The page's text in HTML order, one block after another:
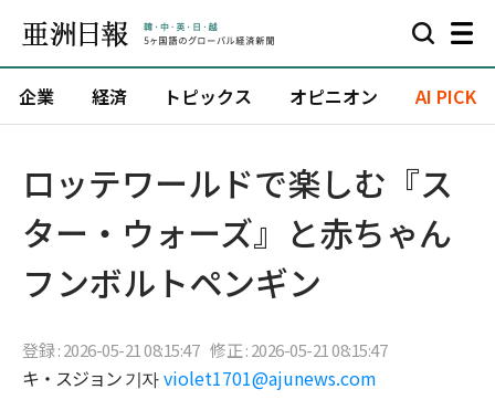
企業 経済 トピックス オピニオン AI PICK
ロッテワールドで楽しむ『ス
ター・ウォーズ』と赤ちゃん
フンボルトペンギン
登録 : 2026-05-21 08:15:47 修正 : 2026-05-21 08:15:47
キ・スジョン 기자 violet1701@ajunews.com